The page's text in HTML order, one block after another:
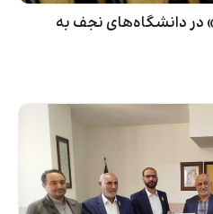
در دانشگاه‌های نجف به